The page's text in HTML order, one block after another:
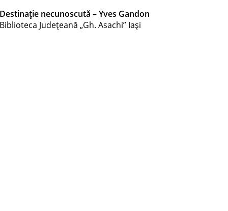
Destinație necunoscută – Yves Gandon
Biblioteca Judeţeană „Gh. Asachi” Iaşi